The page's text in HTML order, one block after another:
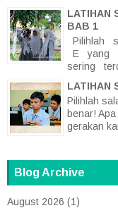
LATIHAN
BAB 1
Pilihlah
E yang
sering
LATIHAN
Pilihlah
benar!
gerakan
Blog Archive
August 2026 (1)